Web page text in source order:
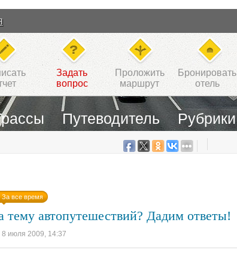
Задать
вопрос
Проложить
маршрут
Бронировать
отель
Путеводитель Рубрики
За все время
тему автопутешествий? Дадим ответы!
| 8 июля 2009, 14:37